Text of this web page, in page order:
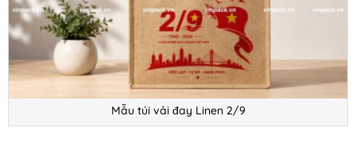
Mẫu túi vải đay Linen 2/9